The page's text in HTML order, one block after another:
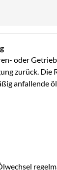
oder
zurück. Die
anfallende